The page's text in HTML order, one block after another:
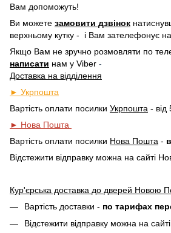
Вам допоможуть!
Ви можете замовити дзвінок
верхньому кутку -
і Вам зателефонує
Якщо Вам не зручно розмовляти по
написати нам у Viber -
Доставка на відділення
► Укрпошта
Вартість оплати посилки Укрпошта - від
► Нова Пошта
Вартість оплати посилки Нова Пошта -
Відстежити відправку можна на сайті
Кур'єрська доставка до дверей Новою
Вартість доставки - по тарифах
Відстежити відправку можна на